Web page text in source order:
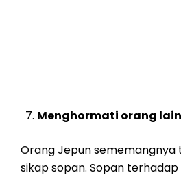
Menghormati orang lain
Orang Jepun sememangnya
sikap sopan. Sopan